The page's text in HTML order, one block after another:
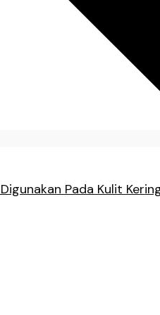
Pada Kulit